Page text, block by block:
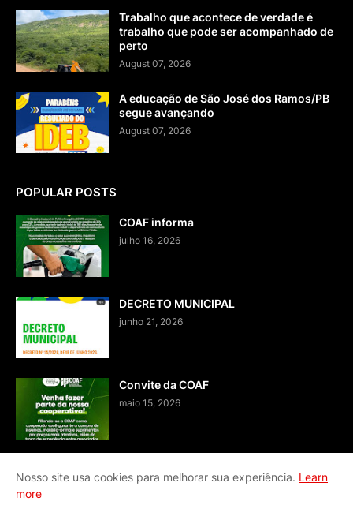
Trabalho que acontece de verdade é
trabalho que pode ser acompanhado de
perto
August 07, 2026
A educação de São José dos Ramos/PB
segue avançando
August 07, 2026
POPULAR POSTS
COAF informa
julho 16, 2026
DECRETO MUNICIPAL
junho 21, 2026
Convite da COAF
maio 15, 2026
Nosso site usa cookies para melhorar sua experiência. Learn
more